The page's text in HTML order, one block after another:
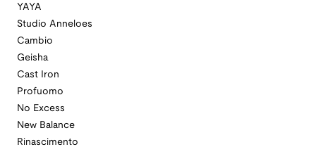
YAYA
Studio Anneloes
Cambio
Geisha
Cast Iron
Profuomo
No Excess
New Balance
Rinascimento